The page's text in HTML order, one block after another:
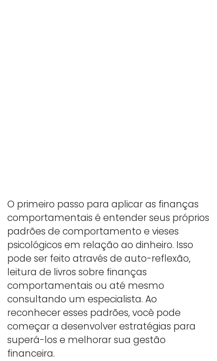
O primeiro passo para aplicar as finanças
comportamentais é entender seus próprios
padrões de comportamento e vieses
psicológicos em relação ao dinheiro. Isso
pode ser feito através de auto-reflexão,
leitura de livros sobre finanças
comportamentais ou até mesmo
consultando um especialista. Ao
reconhecer esses padrões, você pode
começar a desenvolver estratégias para
superá-los e melhorar sua gestão
financeira.